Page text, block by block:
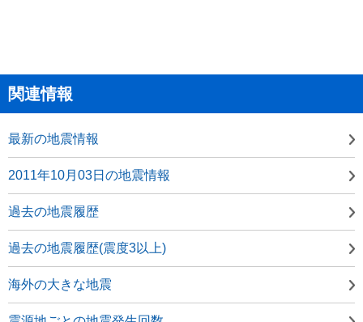
関連情報
最新の地震情報
2011年10月03日の地震情報
過去の地震履歴
過去の地震履歴(震度3以上)
海外の大きな地震